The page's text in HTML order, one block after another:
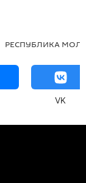
РЕСПУБЛИКА
VK